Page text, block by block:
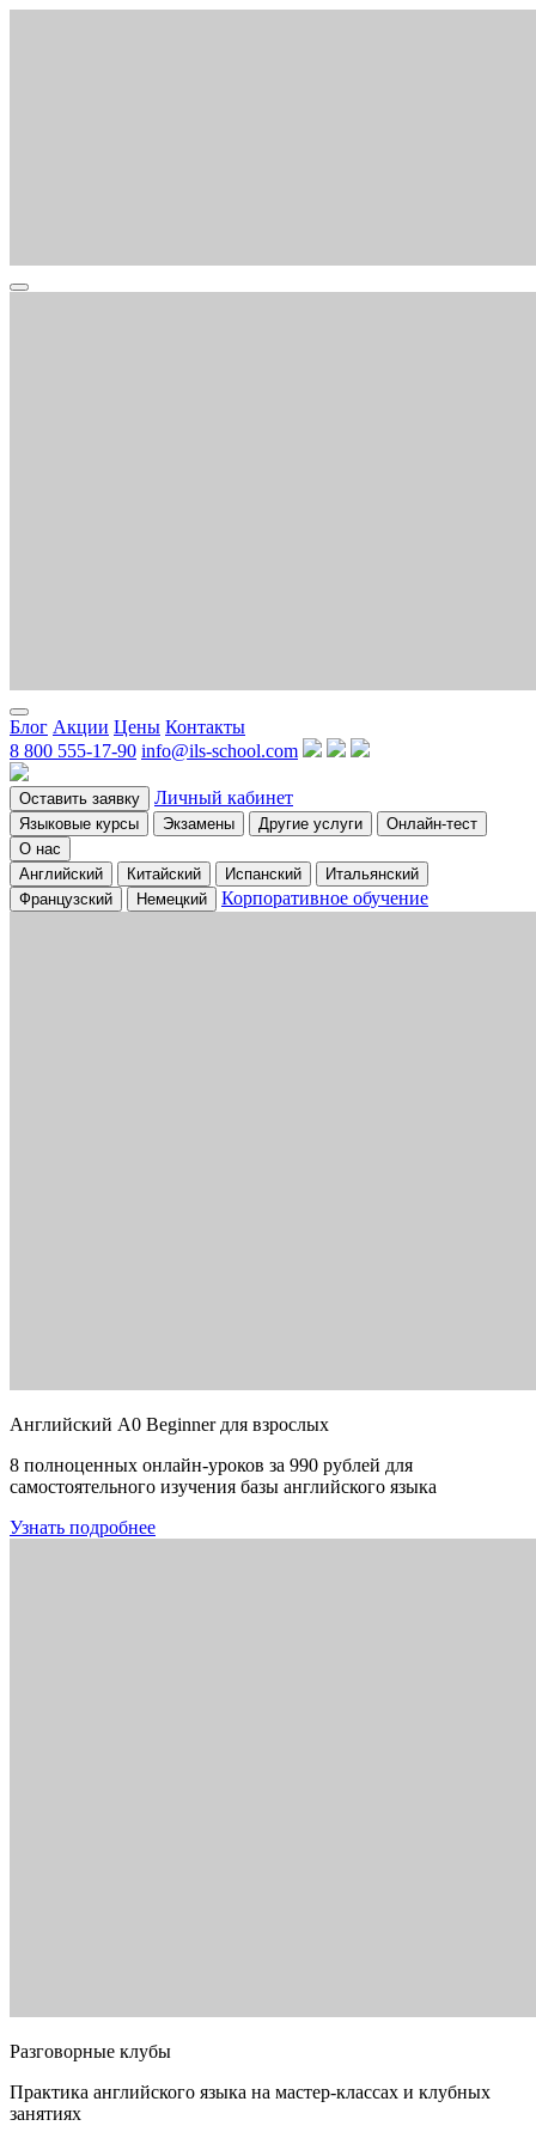
Блог Акции Цены Контакты
8 800 555-17-90 info@ils-school.com
Оставить заявку Личный кабинет
Языковые курсы Экзамены Другие услуги
Онлайн-тест
О нас
Английский
Китайский Испанский
Итальянский
Французский
Немецкий Корпоративное обучение
Английский A0 Beginner для взрослых
8 полноценных онлайн-уроков за 990 рублей для
самостоятельного изучения базы английского языка
Узнать подробнее
Разговорные клубы
Практика английского языка на мастер-классах и клубных
занятиях